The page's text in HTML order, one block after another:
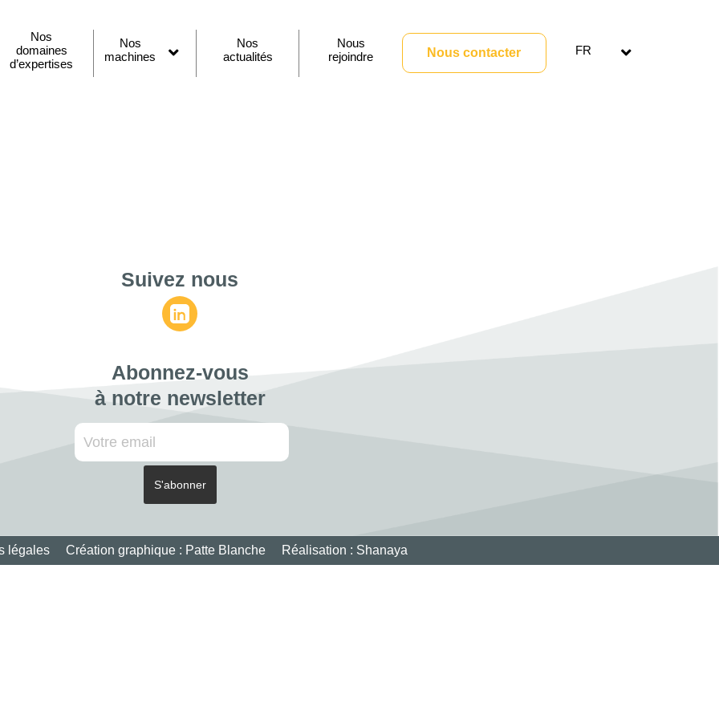
Nos
domaines
d’expertises
Nos
machines
Ouvrir
Nos
actualités
Nous
rejoindre
Nous contacter FR
Ouvrir
Suivez nous
Abonnez-vous
à notre newsletter
légales Création graphique : Patte Blanche Réalisation : Shanaya